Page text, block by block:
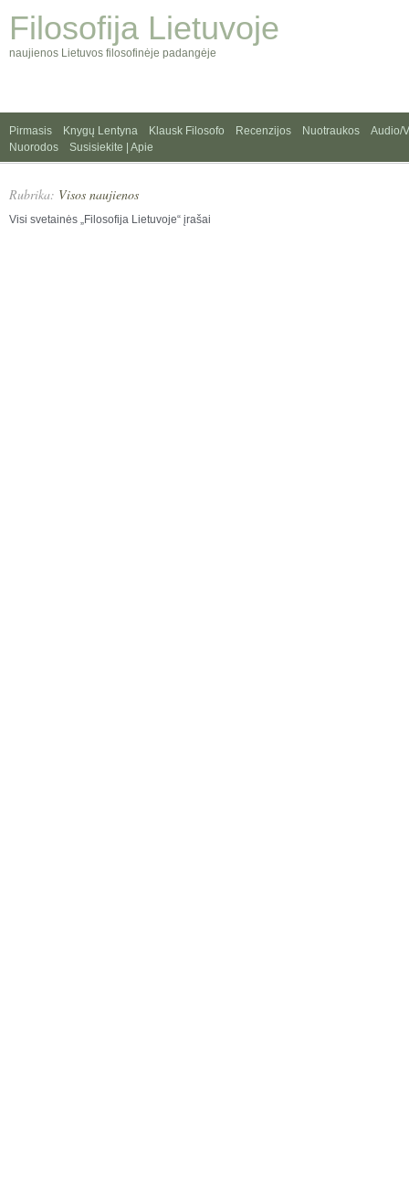
Filosofija Lietuvoje
naujienos Lietuvos filosofinėje padangėje
Pirmasis Knygų Lentyna Klausk Filosofo Recenzijos Nuotraukos
Audio/
Nuorodos
Susisiekite | Apie
Rubrika: Visos naujienos
Visi svetainės „Filosofija Lietuvoje“ įrašai